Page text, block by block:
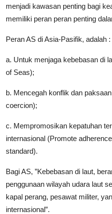
menjadi kawasan penting bagi
memiliki peran peran penting
Peran AS di Asia-Pasifik, adalah :
a. Untuk menjaga kebebasan di
of Seas);
b. Mencegah konflik dan
coercion);
c. Mempromosikan kepatuhan
internasional (Promote
standard).
Bagi AS, ”Kebebasan di laut,
penggunaan wilayah udara laut
kapal perang, pesawat militer,
internasional”.